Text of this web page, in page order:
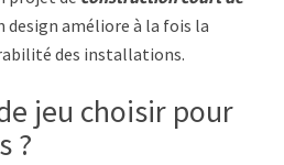
design améliore à la fois la
des installations.
jeu choisir pour
?